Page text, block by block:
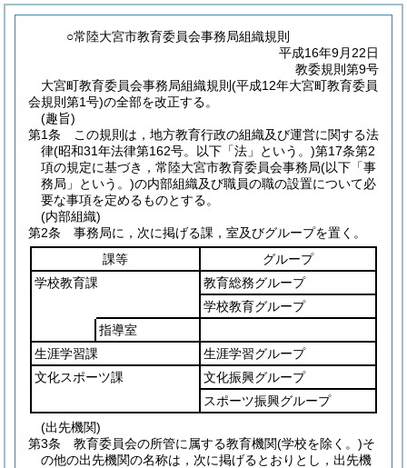
○常陸大宮市教育委員会事務局組織規則
平成16年9月22日
教委規則第9号
大宮町教育委員会事務局組織規則(平成12年大宮町教育委員
会規則第1号)の全部を改正する。
(趣旨)
第1条
この規則は，地方教育行政の組織及び運営に関する法
律(昭和31年法律第162号。以下「法」という。)第17条第2
項の規定に基づき，常陸大宮市教育委員会事務局(以下「事
務局」という。)の内部組織及び職員の職の設置について必
要な事項を定めるものとする。
(内部組織)
第2条
事務局に，次に掲げる課，室及びグループを置く。
課等
グループ
学校教育課
教育総務グループ
学校教育グループ
指導室
生涯学習課
生涯学習グループ
文化スポーツ課
文化振興グループ
スポーツ振興グループ
(出先機関)
第3条
教育委員会の所管に属する教育機関(学校を除く。)そ
の他の出先機関の名称は，次に掲げるとおりとし，出先機